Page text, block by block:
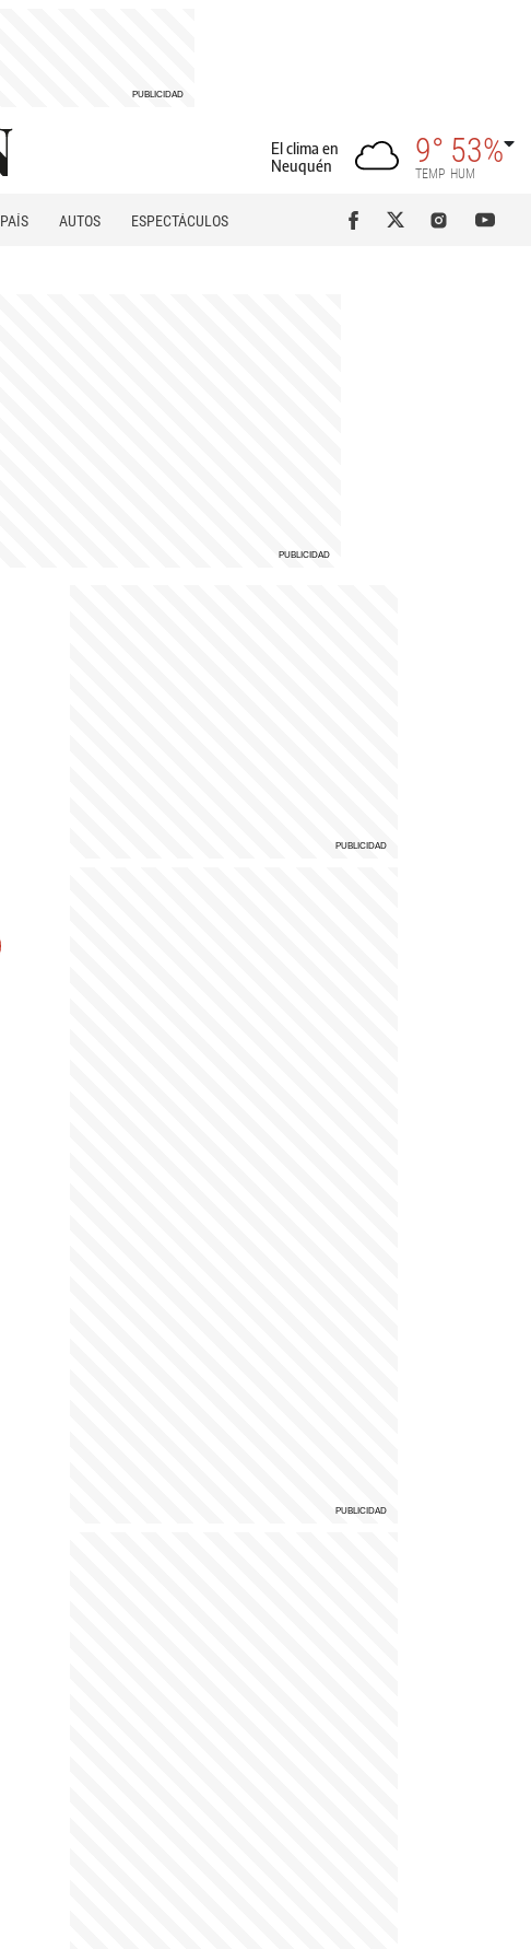
El clima en
Neuquén
9°
TEMP
53%
HUM
PAÍS AUTOS
ESPECTÁCULOS